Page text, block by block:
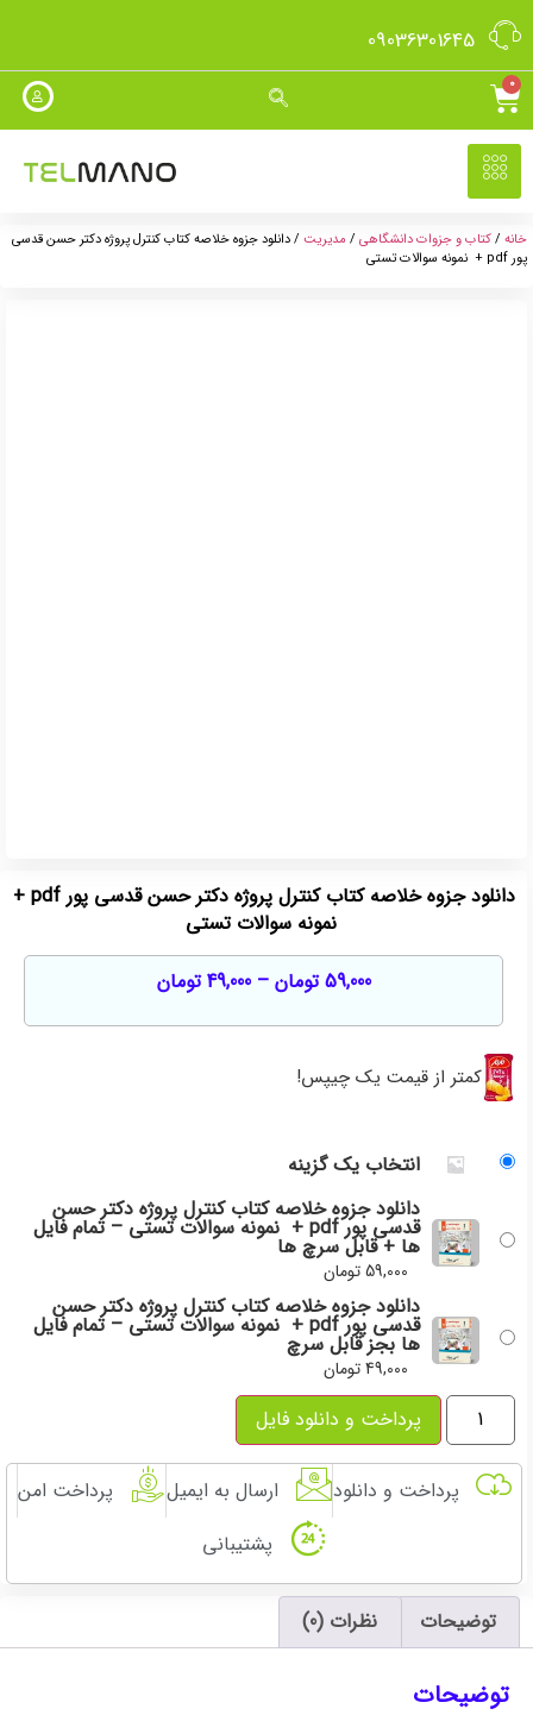
09036301645
0
خانه /کتاب و جزوات دانشگاهی / مدیریت / دانلود جزوه خلاصه کتاب کنترل پروژه دکتر حسن قدسی
پور pdf + نمونه سوالات تستی
دانلود جزوه خلاصه کتاب کنترل پروژه دکتر حسن قدسی پور pdf +
نمونه سوالات تستی
59,000 تومان –
49,000 تومان
کمتر از قیمت یک چیپس!
انتخاب یک گزینه
دانلود جزوه خلاصه کتاب کنترل پروژه دکتر حسن
قدسی پور pdf + نمونه سوالات تستی – تمام فایل
ها + قابل سرچ ها
59,000تومان
دانلود جزوه خلاصه کتاب کنترل پروژه دکتر حسن
قدسی پور pdf + نمونه سوالات تستی – تمام فایل
ها بجز قابل سرچ
49,000تومان
پرداخت و دانلود فایل
پرداخت و دانلود ارسال به ایمیل
پرداخت امن
پشتیبانی
توضیحات نظرات (0)
توضیحات